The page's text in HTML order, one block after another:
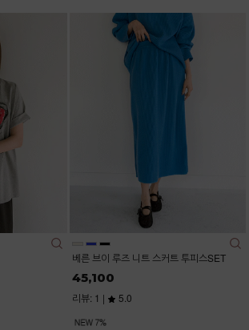
베른 브이 루즈 니트 스커트 투피스SET
45,100
리뷰: 1 | 5.0